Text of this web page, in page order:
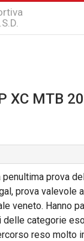
XC MTB
prova
prova valevole
veneto. Hanno
categorie
reso molto